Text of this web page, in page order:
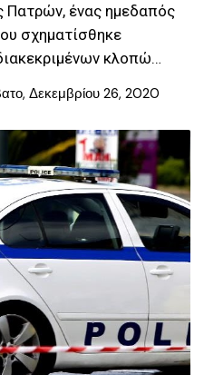
Πατρών, ένας ημεδαπός
σχηματίσθηκε
κλοπώ…
Δεκεμβρίου 26, 2020